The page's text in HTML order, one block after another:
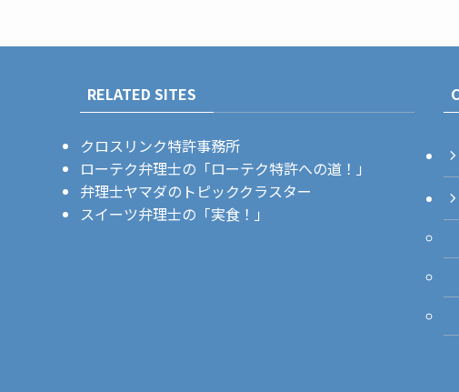
RELATED SITES
クロスリンク特許事務所
ローテク弁理士の「ローテク特許への道！」
弁理士ヤマダのトピッククラスター
スイーツ弁理士の「実食！」